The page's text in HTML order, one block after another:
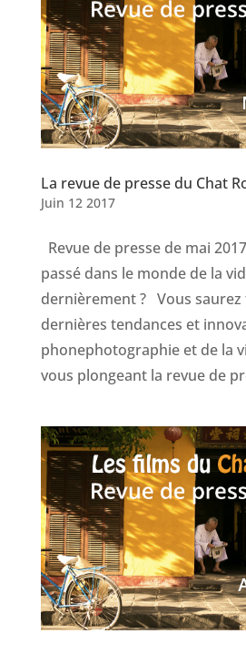
La revue de presse du Chat
Juin 12 2017
Revue de presse de mai
passé dans le monde de la
dernièrement ? Vous saurez
dernières tendances et
phonephotographie et de la
vous plongeant la revue de